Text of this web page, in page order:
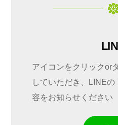
アイコンをクリックor
していただき、LINE
容をお知らせください